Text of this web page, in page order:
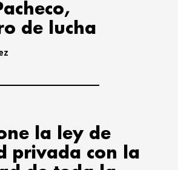
de lucha
la ley de
privada con la